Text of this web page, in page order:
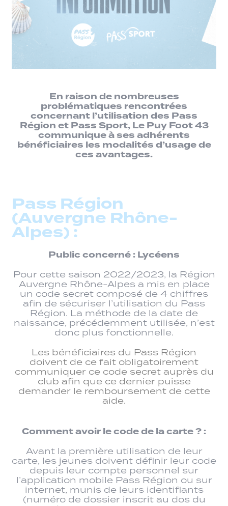
En raison de nombreuses
problématiques rencontrées
concernant l’utilisation des Pass
Région et Pass Sport, Le Puy Foot 43
communique à ses adhérents
bénéficiaires les modalités d’usage de
ces avantages.
Pass Région
(Auvergne Rhône-
Alpes) :
Public concerné : Lycéens
Pour cette saison 2022/2023, la Région
Auvergne Rhône-Alpes a mis en place
un code secret composé de 4 chiffres
afin de sécuriser l’utilisation du Pass
Région. La méthode de la date de
naissance, précédemment utilisée, n’est
donc plus fonctionnelle.
Les bénéficiaires du Pass Région
doivent de ce fait obligatoirement
communiquer ce code secret auprès du
club afin que ce dernier puisse
demander le remboursement de cette
aide.
Comment avoir le code de la carte ? :
Avant la première utilisation de leur
carte, les jeunes doivent définir leur code
depuis leur compte personnel sur
l’application mobile Pass Région ou sur
internet, munis de leurs identifiants
(numéro de dossier inscrit au dos du